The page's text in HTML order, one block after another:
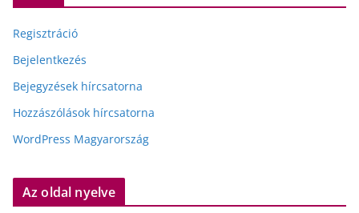
Regisztráció
Bejelentkezés
Bejegyzések hírcsatorna
Hozzászólások hírcsatorna
WordPress Magyarország
Az oldal nyelve